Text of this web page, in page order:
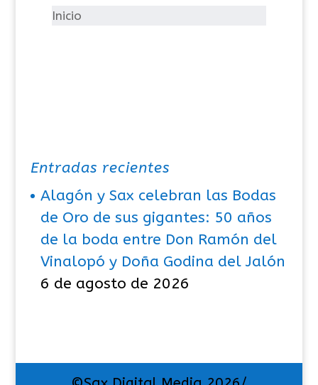
íInicio
Entradas recientes
Alagón y Sax celebran las Bodas
de Oro de sus gigantes: 50 años
de la boda entre Don Ramón del
Vinalopó y Doña Godina del Jalón
6 de agosto de 2026